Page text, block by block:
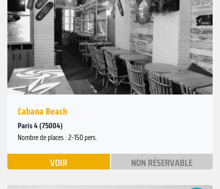
Précédent
Suivant
Cabana Beach
Paris 4 (75004)
Nombre de places : 2-150 pers.
VOIR NON RÉSERVABLE